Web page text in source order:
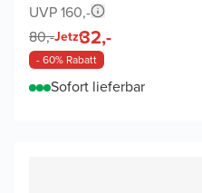
UVP 160,-
80,-Jetzt32,-
- 60% Rabatt
Sofort lieferbar